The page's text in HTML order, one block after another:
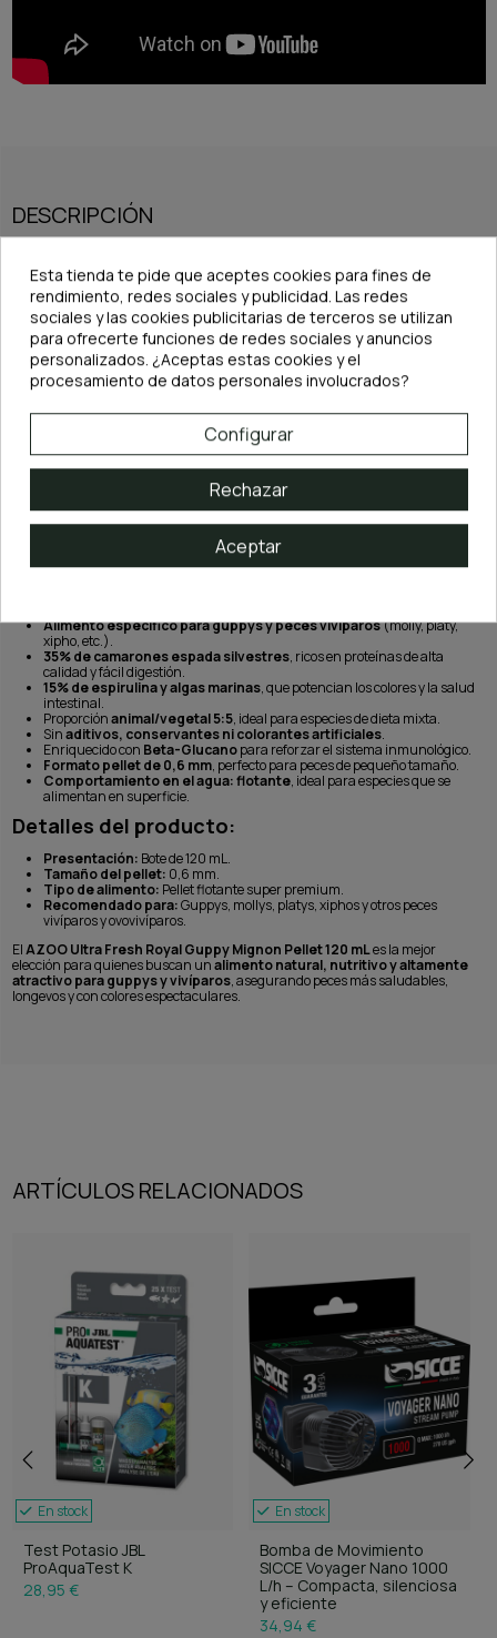
DESCRIPCIÓN
Beneficios de Ultra Fresh Royal Guppy Mignon
Alimento específico para guppys y peces vivíparos(molly, platy,
xipho, etc.).
35% de camarones espada silvestres, ricos en proteínas de alta
calidad y fácil digestión.
15% de espirulina y algas marinas, que potencian los colores y la salud
intestinal.
Proporciónanimal/vegetal 5:5, ideal para especies de dieta mixta.
Sinaditivos, conservantes ni colorantes artificiales.
Enriquecido con Beta-Glucanopara reforzar el sistema inmunológico.
Formato pellet de 0,6 mm, perfecto para peces de pequeño tamaño.
Comportamiento en el agua: flotante, ideal para especies que se
alimentan en superficie.
Detalles del producto:
Presentación: Bote de 120 mL.
Tamaño del pellet: 0,6 mm.
Tipo de alimento: Pellet flotante super premium.
Recomendado para:Guppys, mollys, platys, xiphos y otros peces
vivíparos y ovovivíparos.
ElAZOO Ultra Fresh Royal Guppy Mignon Pellet 120 mLes la mejor
elección para quienes buscan unalimento natural, nutritivo y altamente
atractivo para guppys y vivíparos, asegurando peces más saludables,
longevos y con colores espectaculares.
ARTÍCULOS RELACIONADOS
En stock
Test Potasio JBL
ProAquaTest K
28,95 €
En stock
Bomba de Movimiento
SICCE Voyager Nano 1000
L/h – Compacta, silenciosa
y eficiente
34,94 €
Esta tienda te pide que aceptes cookies para fines de
rendimiento, redes sociales y publicidad. Las redes
sociales y las cookies publicitarias de terceros se utilizan
para ofrecerte funciones de redes sociales y anuncios
personalizados. ¿Aceptas estas cookies y el
procesamiento de datos personales involucrados?
Configurar
Rechazar
Aceptar